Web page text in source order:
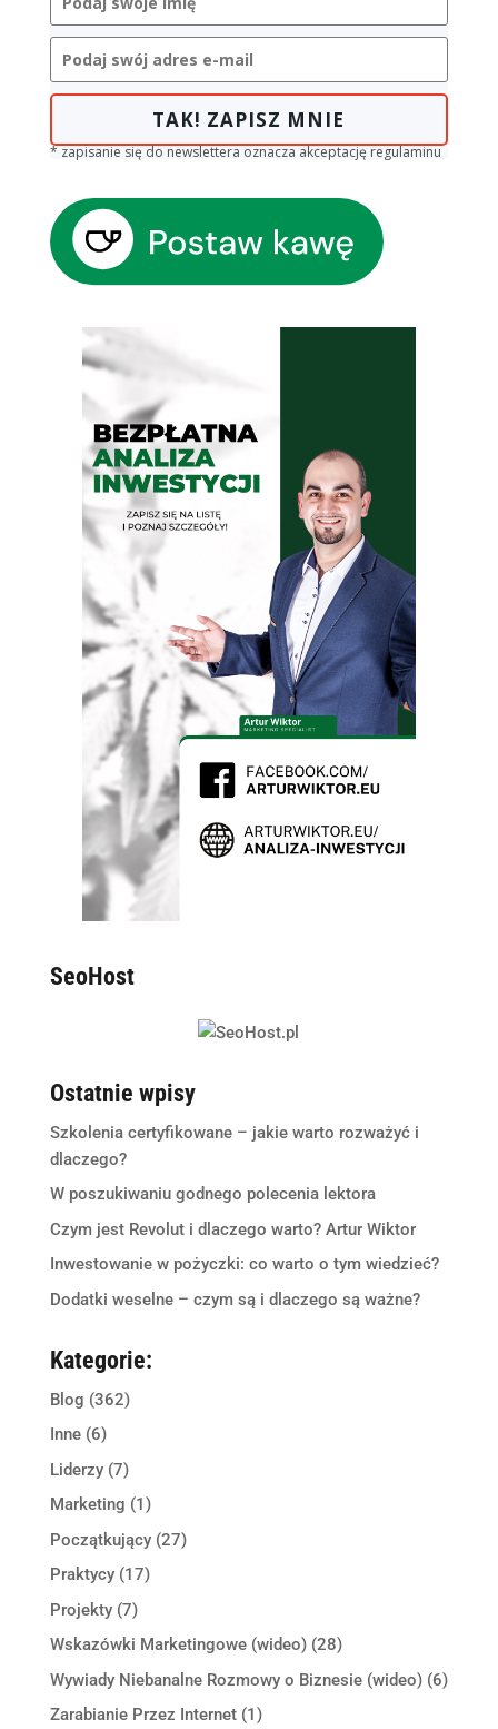
TAK! ZAPISZ MNIE
* zapisanie się do newslettera oznacza akceptację regulaminu
SeoHost
Ostatnie wpisy
Szkolenia certyfikowane – jakie warto rozważyć i
dlaczego?
W poszukiwaniu godnego polecenia lektora
Czym jest Revolut i dlaczego warto? Artur Wiktor
Inwestowanie w pożyczki: co warto o tym wiedzieć?
Dodatki weselne – czym są i dlaczego są ważne?
Kategorie:
Blog (362)
Inne(6)
Liderzy(7)
Marketing (1)
Początkujący(27)
Praktycy(17)
Projekty(7)
Wskazówki Marketingowe (wideo)(28)
Wywiady Niebanalne Rozmowy o Biznesie (wideo)(6)
Zarabianie Przez Internet(1)